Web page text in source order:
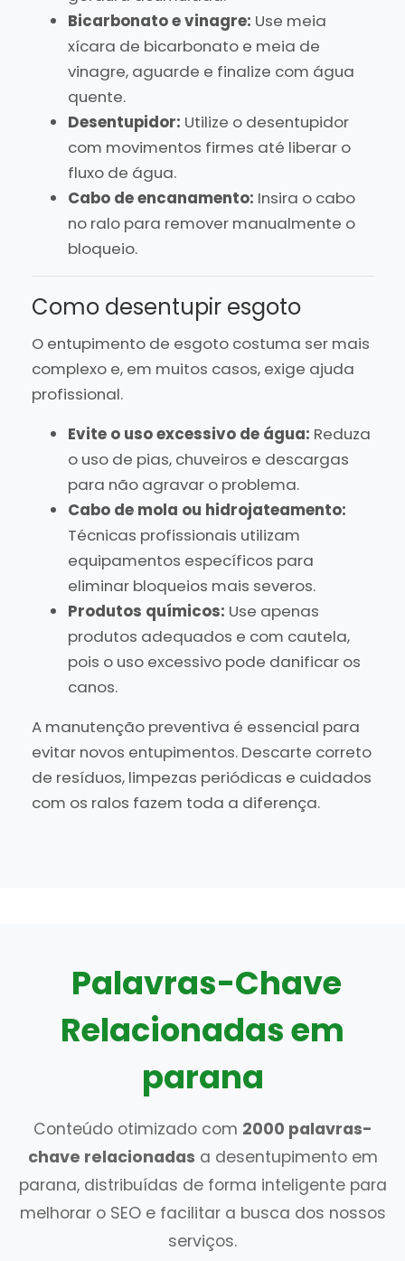
Bicarbonato e vinagre: Use meia
xícara de bicarbonato e meia de
vinagre, aguarde e finalize com água
quente.
Desentupidor: Utilize o desentupidor
com movimentos firmes até liberar o
fluxo de água.
Cabo de encanamento: Insira o cabo
no ralo para remover manualmente o
bloqueio.
Como desentupir esgoto
O entupimento de esgoto costuma ser mais
complexo e, em muitos casos, exige ajuda
profissional.
Evite o uso excessivo de água: Reduza
o uso de pias, chuveiros e descargas
para não agravar o problema.
Cabo de mola ou hidrojateamento:
Técnicas profissionais utilizam
equipamentos específicos para
eliminar bloqueios mais severos.
Produtos químicos: Use apenas
produtos adequados e com cautela,
pois o uso excessivo pode danificar os
canos.
A manutenção preventiva é essencial para
evitar novos entupimentos. Descarte correto
de resíduos, limpezas periódicas e cuidados
com os ralos fazem toda a diferença.
Palavras-Chave
Relacionadas em
parana
Conteúdo otimizado com 2000 palavras-
chave relacionadas a desentupimento em
parana, distribuídas de forma inteligente para
melhorar o SEO e facilitar a busca dos nossos
serviços.